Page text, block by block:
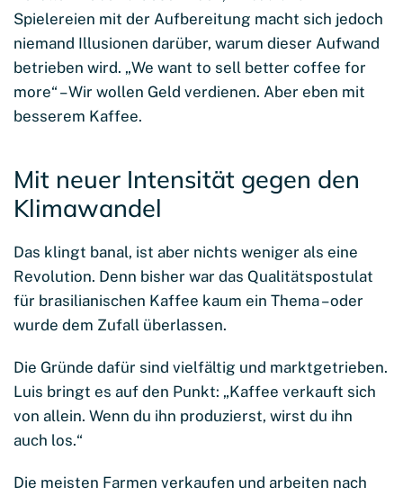
Spielereien mit der Aufbereitung macht sich jedoch
niemand Illusionen darüber, warum dieser Aufwand
betrieben wird. „We want to sell better coffee for
more“ – Wir wollen Geld verdienen. Aber eben mit
besserem Kaffee.
Mit neuer Intensität gegen den
Klimawandel
Das klingt banal, ist aber nichts weniger als eine
Revolution. Denn bisher war das Qualitätspostulat
für brasilianischen Kaffee kaum ein Thema – oder
wurde dem Zufall überlassen.
Die Gründe dafür sind vielfältig und marktgetrieben.
Luis bringt es auf den Punkt: „Kaffee verkauft sich
von allein. Wenn du ihn produzierst, wirst du ihn
auch los.“
Die meisten Farmen verkaufen und arbeiten nach